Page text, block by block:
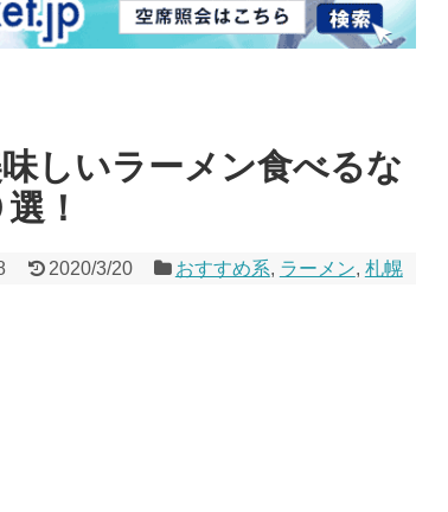
しいラーメン食べるな
！
2020/3/20 おすすめ系, ラーメン, 札幌